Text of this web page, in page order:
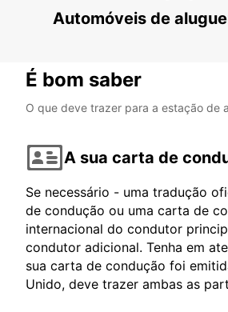
JEREZ DE LA FRONTERA - SPAIN
Automóveis de
É bom saber
O que deve trazer para a estação de
A sua carta de
Se necessário - uma tradução
de condução ou uma carta de
internacional do condutor
condutor adicional. Tenha em
sua carta de condução foi
Unido, deve trazer ambas as